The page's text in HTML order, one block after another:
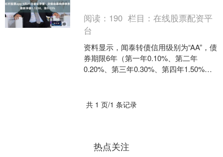
阅读： 190 栏目：在线股票配资平
台
资料显示，闻泰转债信用级别为“AA”，债
券期限6年（第一年0.10%、第二年
0.20%、第三年0.30%、第四年1.50%、
共 1 页/1 条记录
热点关注